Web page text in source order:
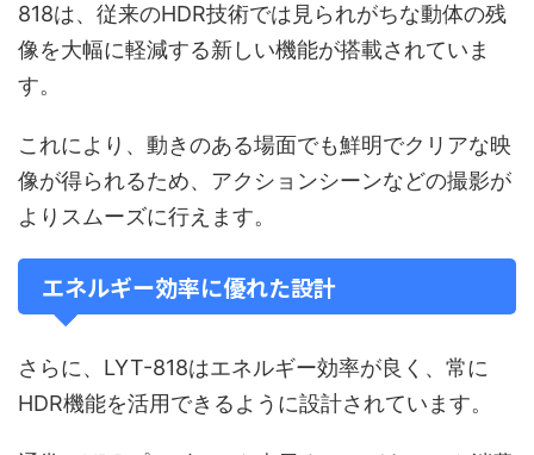
818は、従来のHDR技術では見られがちな動体の残
像を大幅に軽減する新しい機能が搭載されていま
す。
これにより、動きのある場面でも鮮明でクリアな映
像が得られるため、アクションシーンなどの撮影が
よりスムーズに行えます。
エネルギー効率に優れた設計
さらに、LYT-818はエネルギー効率が良く、常に
HDR機能を活用できるように設計されています。